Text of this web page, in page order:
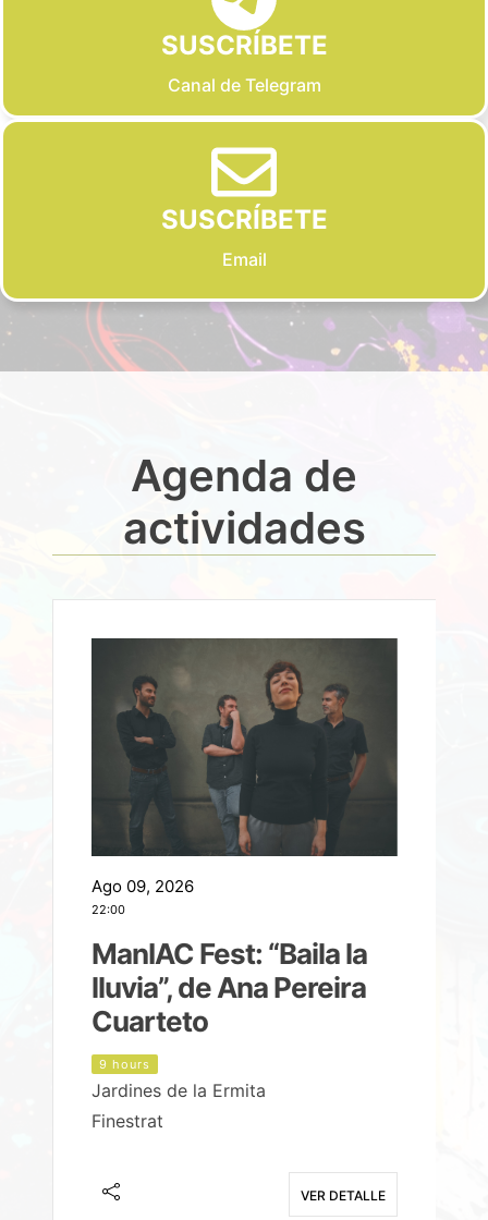
SUSCRÍBETE
Canal de Telegram
SUSCRÍBETE
Email
Agenda de
actividades
Ago 09, 2026
22:00
ManIAC Fest: “Baila la
lluvia”, de Ana Pereira
Cuarteto
9 hours
Jardines de la Ermita
Finestrat
VER DETALLE